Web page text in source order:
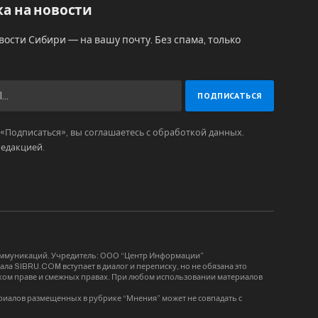
на новости
Сибири — на вашу почту. Без спама, только
вы соглашаетесь с обработкой данных.
.
Учредитель: ООО “Центр Информации”
SIBRU.COM вступает в диалог и переписку, но не обязана это
праве и смежных правах. При любом использовании материалов
размещенных в рубрике “Мнения” может не совпадать с